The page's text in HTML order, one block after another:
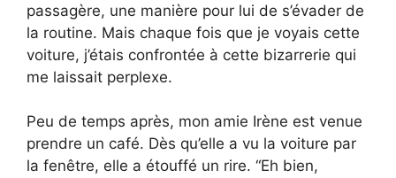
passagère, une manière pour lui de s’évader de
la routine. Mais chaque fois que je voyais cette
voiture, j’étais confrontée à cette bizarrerie qui
me laissait perplexe.
Peu de temps après, mon amie Irène est venue
prendre un café. Dès qu’elle a vu la voiture par
la fenêtre, elle a étouffé un rire. “Eh bien,